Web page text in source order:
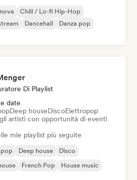
Chill / Lo-fi Hip-Hop
Dancehall
Danza pop
Di Playlist
date
Deep houseDiscoElettropop
artisti con opportunità di eventi
mie playlist più seguite
pop Deep house
Disco
French Pop House music